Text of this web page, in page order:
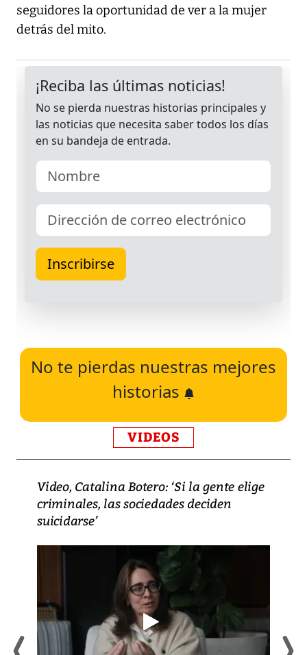
seguidores la oportunidad de ver a la mujer
detrás del mito.
No te pierdas nuestras mejores
historias
VIDEOS
Video, Catalina Botero: ‘Si la gente elige
criminales, las sociedades deciden
suicidarse’